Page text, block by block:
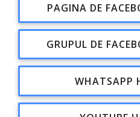
PAGINA DE
GRUPUL DE
WHATSAPP